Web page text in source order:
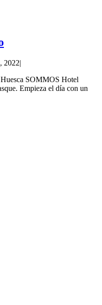
2022|
SOMMOS Hotel
Empieza el día con un